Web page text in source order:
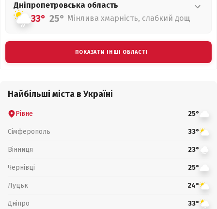
Дніпропетровська область
33° 25° Мінлива хмарність, слабкий дощ
ПОКАЗАТИ ІНШІ ОБЛАСТІ
Найбільші міста в Україні
Рівне 25°
Сімферополь 33°
Вінниця 23°
Чернівці 25°
Луцьк 24°
Дніпро 33°